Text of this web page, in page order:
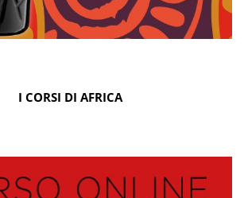
I CORSI DI AFRICA